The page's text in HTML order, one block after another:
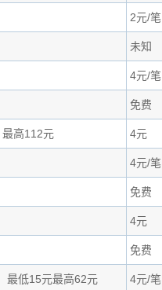
2元/笔
未知
4元/笔
免费
高112元 4元
4元/笔
免费
4元
免费
最低15元最高62元 4元/笔